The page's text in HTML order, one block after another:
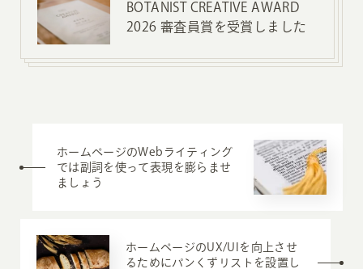
BOTANIST CREATIVE AWARD
2026 審査員賞を受賞しました
ホームページのWebライティング
では副詞を使って表現を膨らませ
ましょう
ホームページのUX/UIを向上させ
るためにパンくずリストを設置し